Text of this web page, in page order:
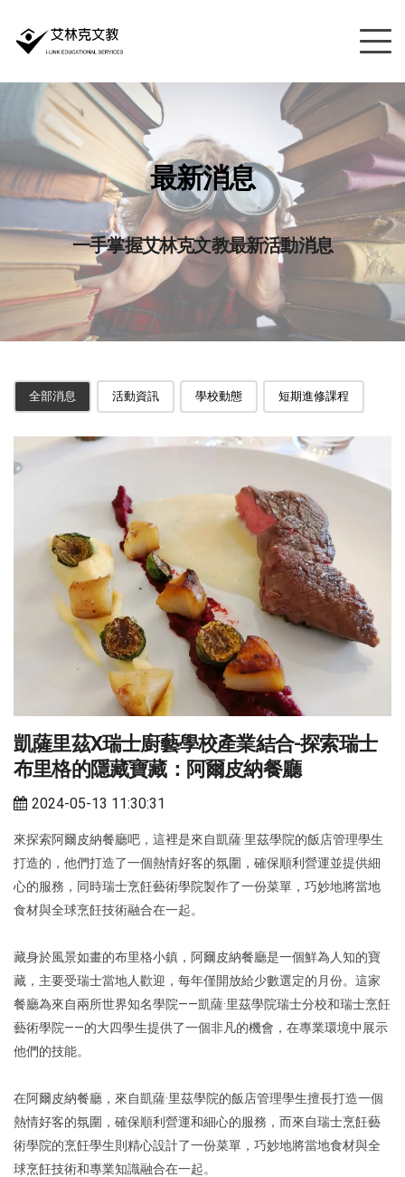
最新消息
一手掌握艾林克文教最新活動消息
全部消息 活動資訊 學校動態 短期進修課程
凱薩里茲X瑞士廚藝學校產業結合-探索瑞士
布里格的隱藏寶藏：阿爾皮納餐廳
2024-05-13 11:30:31
來探索阿爾皮納餐廳吧，這裡是來自凱薩·里茲學院的飯店管理學生
打造的，他們打造了一個熱情好客的氛圍，確保順利營運並提供細
心的服務，同時瑞士烹飪藝術學院製作了一份菜單，巧妙地將當地
食材與全球烹飪技術融合在一起。
藏身於風景如畫的布里格小鎮，阿爾皮納餐廳是一個鮮為人知的寶
藏，主要受瑞士當地人歡迎，每年僅開放給少數選定的月份。這家
餐廳為來自兩所世界知名學院——凱薩·里茲學院瑞士分校和瑞士烹飪
藝術學院——的大四學生提供了一個非凡的機會，在專業環境中展示
他們的技能。
在阿爾皮納餐廳，來自凱薩·里茲學院的飯店管理學生擅長打造一個
熱情好客的氛圍，確保順利營運和細心的服務，而來自瑞士烹飪藝
術學院的烹飪學生則精心設計了一份菜單，巧妙地將當地食材與全
球烹飪技術和專業知識融合在一起。